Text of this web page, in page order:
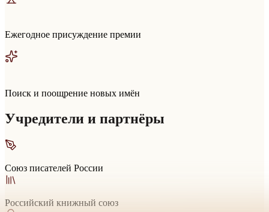
Ежегодное присуждение премии
Поиск и поощрение новых имён
Учредители и партнёры
Союз писателей России
Российский книжный союз